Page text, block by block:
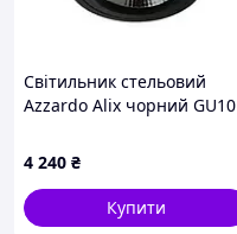
Світильник стельовий
Azzardo Alix чорний GU10
4 240 ₴
Купити